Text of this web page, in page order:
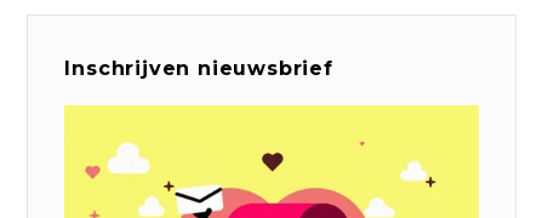
Inschrijven nieuwsbrief